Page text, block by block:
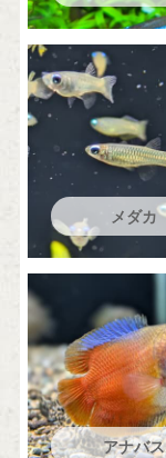
メダカ
アナバス